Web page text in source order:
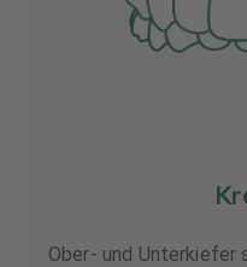
Ober- und Unterkiefer